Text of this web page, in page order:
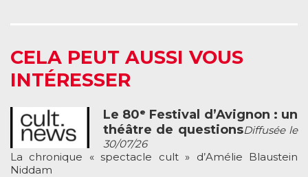
CELA PEUT AUSSI VOUS
INTÉRESSER
Le 80ᵉ Festival d’Avignon : un
théâtre de questionsDiffusée le
30/07/26
La chronique « spectacle cult » d’Amélie Blaustein
Niddam